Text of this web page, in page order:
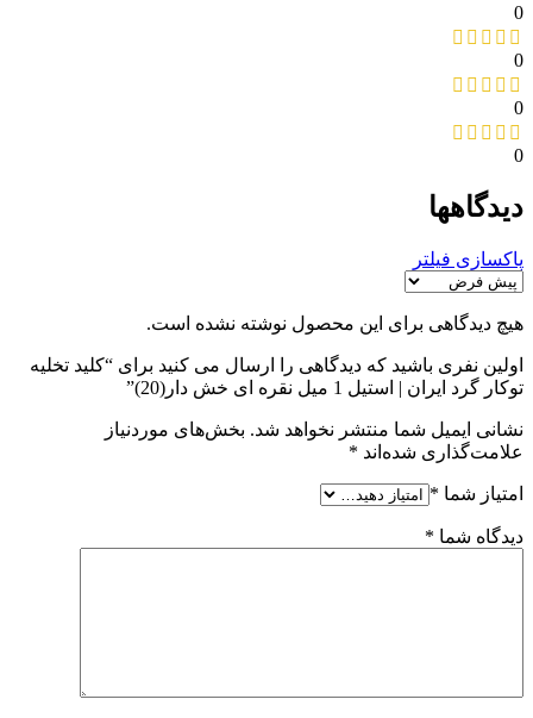
0
0
0
0
دیدگاهها
پاکسازی فیلتر
هیچ دیدگاهی برای این محصول نوشته نشده است.
اولین نفری باشید که دیدگاهی را ارسال می کنید برای “کلید تخلیه
توکار گرد ایران | استیل 1 میل نقره ای خش دار(20)”
نشانی ایمیل شما منتشر نخواهد شد. بخش‌های موردنیاز
علامت‌گذاری شده‌اند *
امتیاز شما *
دیدگاه شما *